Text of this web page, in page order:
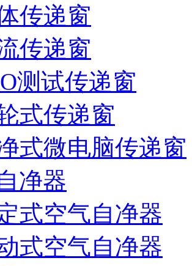
传递窗
传递窗
测试传递窗
式传递窗
式微电脑传递窗
净器
式空气自净器
式空气自净器